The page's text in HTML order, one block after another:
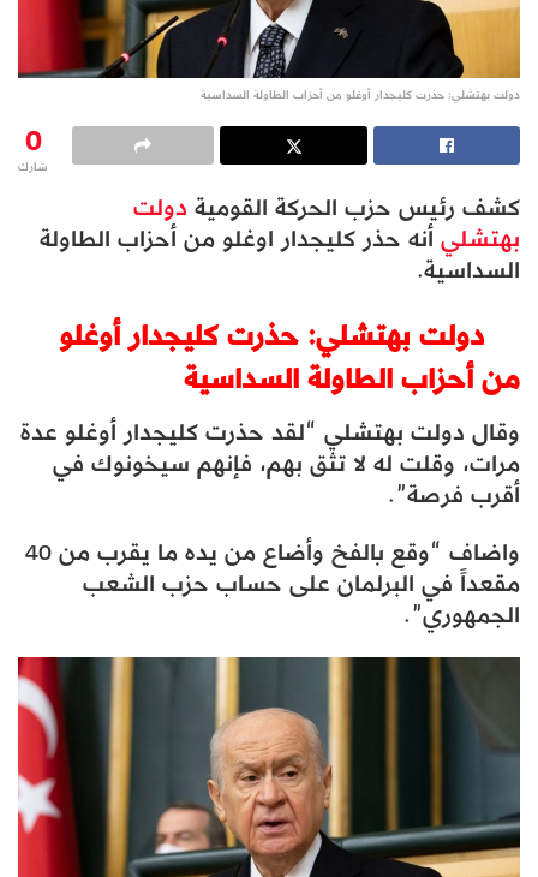
دولت بهتشلي: حذرت كليجدار أوغلو من أحزاب الطاولة السداسية
0
شارك
كشف رئيس حزب الحركة القوميةدولت
بهتشليأنه حذر كليجدار اوغلو من أحزاب الطاولة
السداسية.
دولت بهتشلي: حذرت كليجدار أوغلو
من أحزاب الطاولة السداسية
وقال دولت بهتشلي “لقد حذرت كليجدار أوغلو عدة
مرات، وقلت له لا تثق بهم، فإنهم سيخونوك في
أقرب فرصة”.
واضاف “وقع بالفخ وأضاع من يده ما يقرب من 40
مقعداً في البرلمان على حساب حزب الشعب
الجمهوري”.